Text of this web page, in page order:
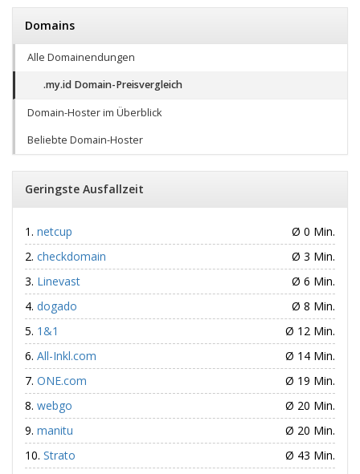
Domains
Alle Domainendungen
.my.id Domain-Preisvergleich
Domain-Hoster im Überblick
Beliebte Domain-Hoster
Geringste Ausfallzeit
netcup
Ø 0 Min.
checkdomain
Ø 3 Min.
Linevast
Ø 6 Min.
dogado
Ø 8 Min.
1&1
Ø 12 Min.
All-Inkl.com
Ø 14 Min.
ONE.com
Ø 19 Min.
webgo
Ø 20 Min.
manitu
Ø 20 Min.
Strato
Ø 43 Min.